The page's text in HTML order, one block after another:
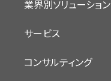
業界別ソリューション
サービス
コンサルティング